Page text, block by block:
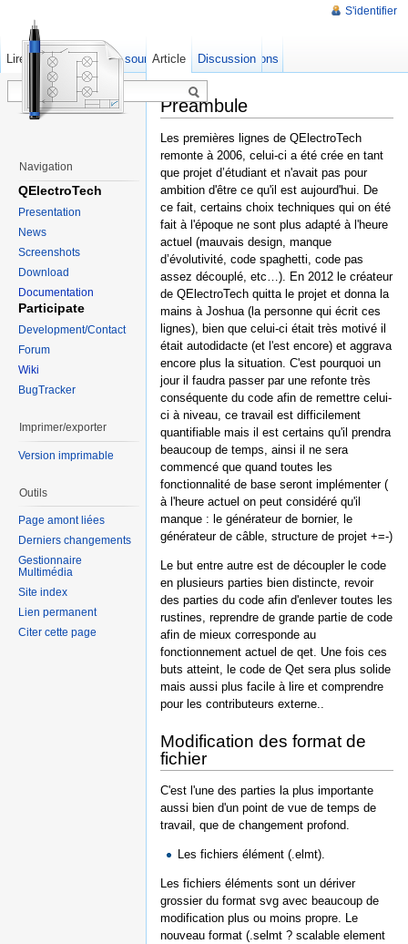
Préambule
Les premières lignes de QElectroTech
remonte à 2006, celui-ci a été crée en tant
que projet d’étudiant et n'avait pas pour
ambition d'être ce qu'il est aujourd'hui. De
ce fait, certains choix techniques qui on été
fait à l'époque ne sont plus adapté à l'heure
actuel (mauvais design, manque
d’évolutivité, code spaghetti, code pas
assez découplé, etc…). En 2012 le créateur
de QElectroTech quitta le projet et donna la
mains à Joshua (la personne qui écrit ces
lignes), bien que celui-ci était très motivé il
était autodidacte (et l'est encore) et aggrava
encore plus la situation. C'est pourquoi un
jour il faudra passer par une refonte très
conséquente du code afin de remettre celui-
ci à niveau, ce travail est difficilement
quantifiable mais il est certains qu'il prendra
beaucoup de temps, ainsi il ne sera
commencé que quand toutes les
fonctionnalité de base seront implémenter (
à l'heure actuel on peut considéré qu'il
manque : le générateur de bornier, le
générateur de câble, structure de projet +=-)
Le but entre autre est de découpler le code
en plusieurs parties bien distincte, revoir
des parties du code afin d'enlever toutes les
rustines, reprendre de grande partie de code
afin de mieux corresponde au
fonctionnement actuel de qet. Une fois ces
buts atteint, le code de Qet sera plus solide
mais aussi plus facile à lire et comprendre
pour les contributeurs externe..
Modification des format de
fichier
C'est l'une des parties la plus importante
aussi bien d'un point de vue de temps de
travail, que de changement profond.
Les fichiers élément (.elmt).
Les fichiers éléments sont un dériver
grossier du format svg avec beaucoup de
modification plus ou moins propre. Le
nouveau format (.selmt ? scalable element
S'identifier
Article Discussion
Lire Afficher le texte source Anciennes révisions
Navigation
QElectroTech
Presentation
News
Screenshots
Download
Documentation
Participate
Development/Contact
Forum
Wiki
BugTracker
Imprimer/exporter
Version imprimable
Outils
Page amont liées
Derniers changements
Gestionnaire
Multimédia
Site index
Lien permanent
Citer cette page